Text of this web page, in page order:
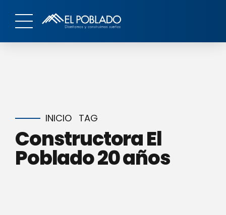
INICIO TAG
Constructora El
Poblado 20 años